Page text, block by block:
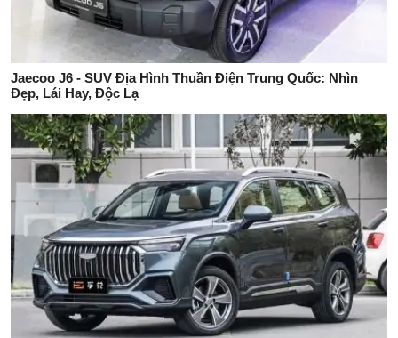
Jaecoo J6 - SUV Địa Hình Thuần Điện Trung Quốc: Nhìn
Đẹp, Lái Hay, Độc Lạ